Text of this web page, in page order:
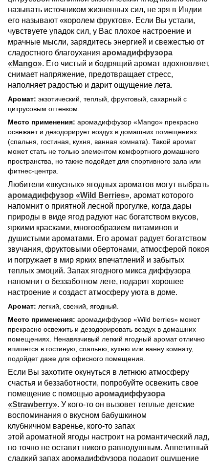
называть источником жизненных сил, не зря в Индии
его называют «королем фруктов». Если Вы устали,
чувствуете упадок сил, у Вас плохое настроение и
мрачные мысли, зарядитесь энергией и свежестью от
сладостного благоухания аромадиффузора
«Mango». Его чистый и бодрящий аромат вдохновляет,
снимает напряжение, предотвращает стресс,
наполняет радостью и дарит ощущение лета.
Аромат: экзотический, теплый, фруктовый, сахарный с
цитрусовым оттенком.
Место применения: аромадиффузор «Mango» прекрасно
освежает и дезодорирует воздух в домашних помещениях
(спальня, гостиная, кухня, ванная комната). Такой аромат
может стать не только элементом комфортного домашнего
пространства, но также подойдет для спортивного зала или
фитнес-центра.
Любители «вкусных» ягодных ароматов могут выбрать
аромадиффузор «Wild Berries», аромат которого
напомнит о приятной лесной прогулке, когда дары
природы в виде ягод радуют нас богатством вкусов,
яркими красками, многообразием витаминов и
душистыми ароматами. Его аромат радует богатством
звучания, фруктовыми обертонами, атмосферой покоя
и погружает в мир ярких впечатлений и забытых
теплых эмоций. Запах ягодного микса диффузора
напомнит о беззаботном лете, подарит хорошее
настроение и создаст атмосферу уюта в доме.
Аромат: легкий, свежий, ягодный.
Место применения: аромадиффузор «Wild berries» может
прекрасно освежить и дезодорировать воздух в домашних
помещениях. Ненавязчивый легкий ягодный аромат отлично
впишется в гостиную, спальню, кухню или ванну комнату,
подойдет даже для офисного помещения.
Если Вы захотите окунуться в летнюю атмосферу
счастья и беззаботности, попробуйте освежить свое
помещение с помощью аромадиффузора
«Strawberry». У кого-то он вызовет теплые детские
воспоминания о вкусном бабушкином
клубничном варенье, кого-то запах
этой ароматной ягоды настроит на романтический лад,
но точно не оставит никого равнодушным. Аппетитный
сладкий запах аромадиффузора подарит ощущение